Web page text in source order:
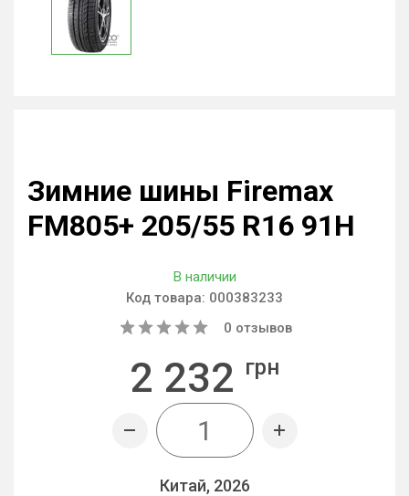
Зимние шины Firemax
FM805+ 205/55 R16 91H
В наличии
Код товара: 000383233
0 отзывов
2 232 грн
Китай, 2026